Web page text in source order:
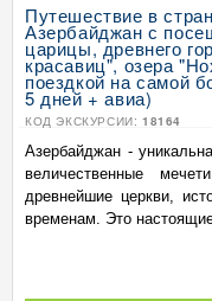
Путешествие в
Азербайджан с
царицы, древнего
красавиц", озера
поездкой на самой
5 дней + авиа)
КОД ЭКСКУРСИИ: 18164
Азербайджан -
величественные
древнейшие церкви,
временам. Это